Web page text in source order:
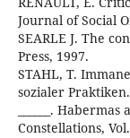
Journal of Social
SEARLE J. The
Press, 1997.
STAHL, T.
sozialer
______.
Constellations,